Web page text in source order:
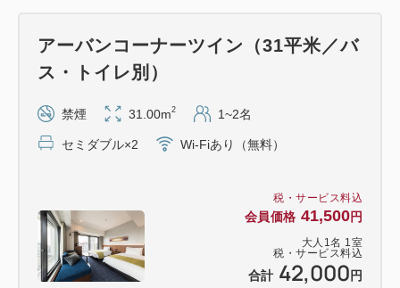
＜ご夕食開始時間＞
17：00～／19：30～よりお選びいただけます。
※120分の時間制限あり
・全室WiFi無料
・足元まで広がる大きな窓
・動画アプリ内蔵49型4Kテレビ
税・サービス料込
会員価格 41,500円
大人 1 名 1 室
税・サービス料込
合計 42,000 円
アーバンコーナーツイン（31平米／バ
ス・トイレ別）
禁煙 31.00m2 1~2名
セミダブル×2 Wi-Fiあり（無料）